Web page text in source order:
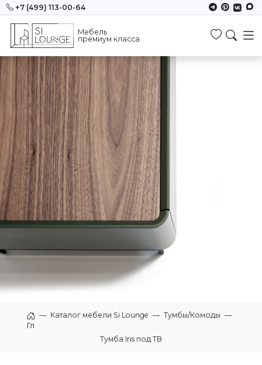
+7 (499) 113-00-64
Мебель
премиум класса
Главная
— Каталог мебели Si Lounge — Тумбы/Комоды —
Тумба Iris под ТВ